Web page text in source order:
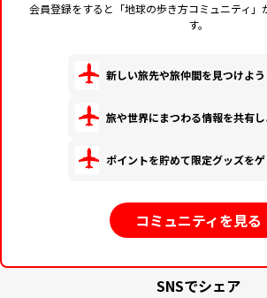
会員登録をすると「地球の歩き方コミュニティ」
す。
新しい旅先や旅仲間を見つけよう
旅や世界にまつわる情報を共有し
ポイントを貯めて限定グッズをゲ
コミュニティを見る
SNSでシェア